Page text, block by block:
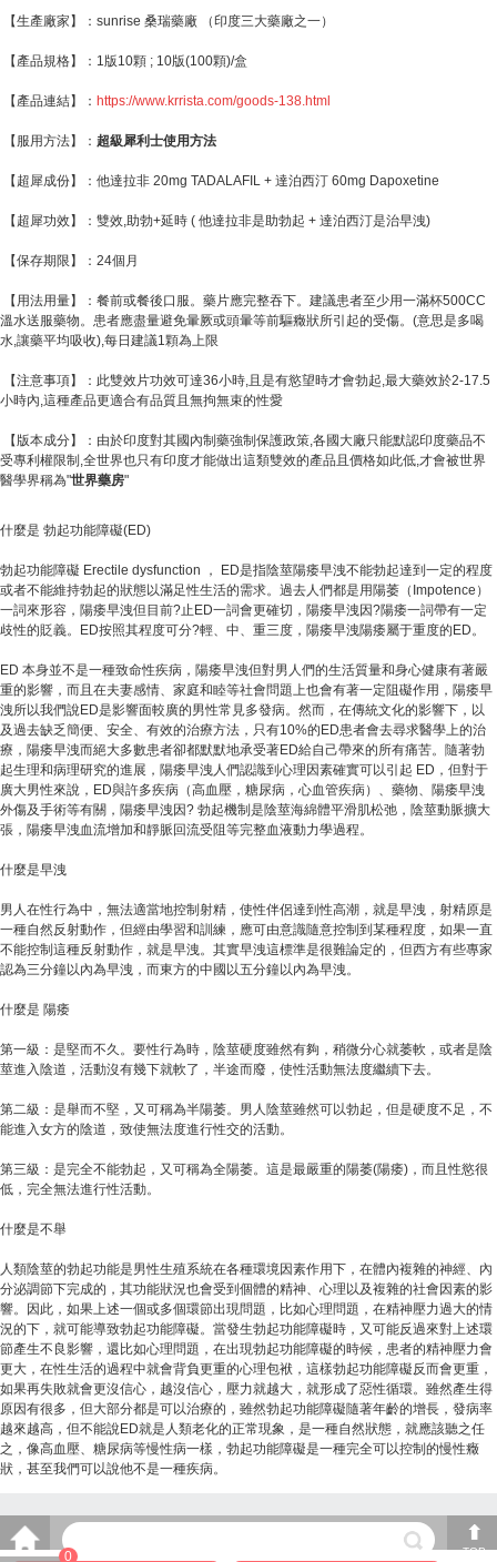
【生產廠家】：sunrise 桑瑞藥廠 （印度三大藥廠之一）
【產品規格】：1版10顆 ; 10版(100顆)/盒
【產品連結】： https://www.krrista.com/goods-138.html
【服用方法】： 超級犀利士使用方法
【超犀成份】：他達拉非 20mg TADALAFIL + 達泊西汀 60mg Dapoxetine
【超犀功效】：雙效,助勃+延時 ( 他達拉非是助勃起 + 達泊西汀是治早洩)
【保存期限】：24個月
【用法用量】：餐前或餐後口服。藥片應完整吞下。建議患者至少用一滿杯500CC
溫水送服藥物。患者應盡量避免暈厥或頭暈等前驅癥狀所引起的受傷。(意思是多喝
水,讓藥平均吸收),每日建議1顆為上限
【注意事項】：此雙效片功效可達36小時,且是有慾望時才會勃起,最大藥效於2-17.5
小時內,這種產品更適合有品質且無拘無束的性愛
【版本成分】：由於印度對其國內制藥強制保護政策,各國大廠只能默認印度藥品不
受專利權限制,全世界也只有印度才能做出這類雙效的產品且價格如此低,才會被世界
醫學界稱為"世界藥房"
什麼是 勃起功能障礙(ED)
勃起功能障礙 Erectile dysfunction ， ED是指陰莖陽痿早洩不能勃起達到一定的程度
或者不能維持勃起的狀態以滿足性生活的需求。過去人們都是用陽萎（Impotence）
一詞來形容，陽痿早洩但目前?止ED一詞會更確切，陽痿早洩因?陽痿一詞帶有一定
歧性的貶義。ED按照其程度可分?輕、中、重三度，陽痿早洩陽痿屬于重度的ED。
ED 本身並不是一種致命性疾病，陽痿早洩但對男人們的生活質量和身心健康有著嚴
重的影響，而且在夫妻感情、家庭和睦等社會問題上也會有著一定阻礙作用，陽痿早
洩所以我們說ED是影響面較廣的男性常見多發病。然而，在傳統文化的影響下，以
及過去缺乏簡便、安全、有效的治療方法，只有10%的ED患者會去尋求醫學上的治
療，陽痿早洩而絕大多數患者卻都默默地承受著ED給自己帶來的所有痛苦。隨著勃
起生理和病理研究的進展，陽痿早洩人們認識到心理因素確實可以引起 ED，但對于
廣大男性來說，ED與許多疾病（高血壓，糖尿病，心血管疾病）、藥物、陽痿早洩
外傷及手術等有關，陽痿早洩因? 勃起機制是陰莖海綿體平滑肌松弛，陰莖動脈擴大
張，陽痿早洩血流增加和靜脈回流受阻等完整血液動力學過程。
什麼是早洩
男人在性行為中，無法適當地控制射精，使性伴侶達到性高潮，就是早洩，射精原是
一種自然反射動作，但經由學習和訓練，應可由意識隨意控制到某種程度，如果一直
不能控制這種反射動作，就是早洩。其實早洩這標準是很難論定的，但西方有些專家
認為三分鐘以內為早洩，而東方的中國以五分鐘以內為早洩。
什麼是 陽痿
第一級：是堅而不久。要性行為時，陰莖硬度雖然有夠，稍微分心就萎軟，或者是陰
莖進入陰道，活動沒有幾下就軟了，半途而廢，使性活動無法度繼續下去。
第二級：是舉而不堅，又可稱為半陽萎。男人陰莖雖然可以勃起，但是硬度不足，不
能進入女方的陰道，致使無法度進行性交的活動。
第三級：是完全不能勃起，又可稱為全陽萎。這是最嚴重的陽萎(陽痿)，而且性慾很
低，完全無法進行性活動。
什麼是不舉
人類陰莖的勃起功能是男性生殖系統在各種環境因素作用下，在體內複雜的神經、內
分泌調節下完成的，其功能狀況也會受到個體的精神、心理以及複雜的社會因素的影
響。因此，如果上述一個或多個環節出現問題，比如心理問題，在精神壓力過大的情
況的下，就可能導致勃起功能障礙。當發生勃起功能障礙時，又可能反過來對上述環
節產生不良影響，還比如心理問題，在出現勃起功能障礙的時候，患者的精神壓力會
更大，在性生活的過程中就會背負更重的心理包袱，這樣勃起功能障礙反而會更重，
如果再失敗就會更沒信心，越沒信心，壓力就越大，就形成了惡性循環。雖然產生得
原因有很多，但大部分都是可以治療的，雖然勃起功能障礙隨著年齡的增長，發病率
越來越高，但不能說ED就是人類老化的正常現象，是一種自然狀態，就應該聽之任
之，像高血壓、糖尿病等慢性病一樣，勃起功能障礙是一種完全可以控制的慢性癥
狀，甚至我們可以說他不是一種疾病。
TOP
0